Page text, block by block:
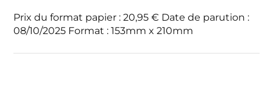
Prix du format papier : 20,95 € Date de parution :
08/10/2025 Format : 153mm x 210mm